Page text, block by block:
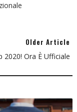
Older Article
2020! Ora È Ufficiale